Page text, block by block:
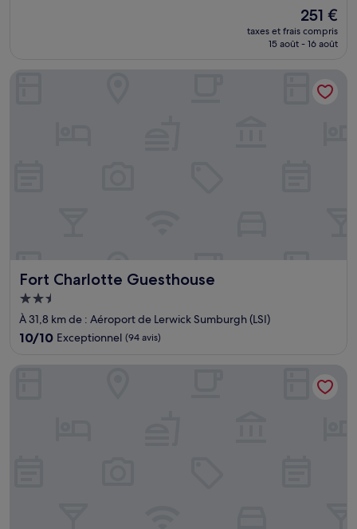
Le
nouveau
prix
de
251 €
251 €
taxes et frais compris
15 août - 16 août
Fort Charlotte Guesthouse
Fort Charlotte Guesthouse
Hébergement
2.5 étoiles
À 31,8 km de : Aéroport de Lerwick Sumburgh (LSI)
10.0
10/10 Exceptionnel (94 avis)
Westings Inn